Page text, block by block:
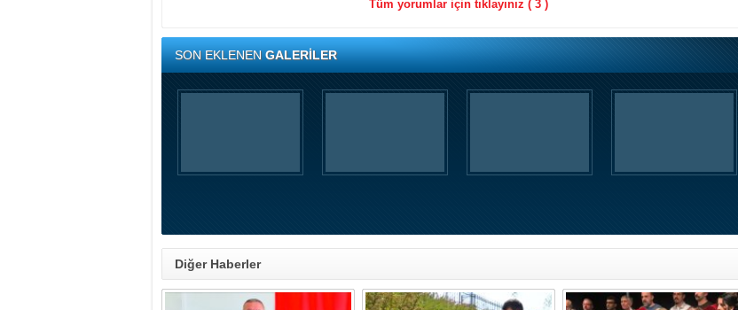
Tüm yorumlar için tıklayınız ( 3 )
SON EKLENENGALERİLER
Diğer Haberler